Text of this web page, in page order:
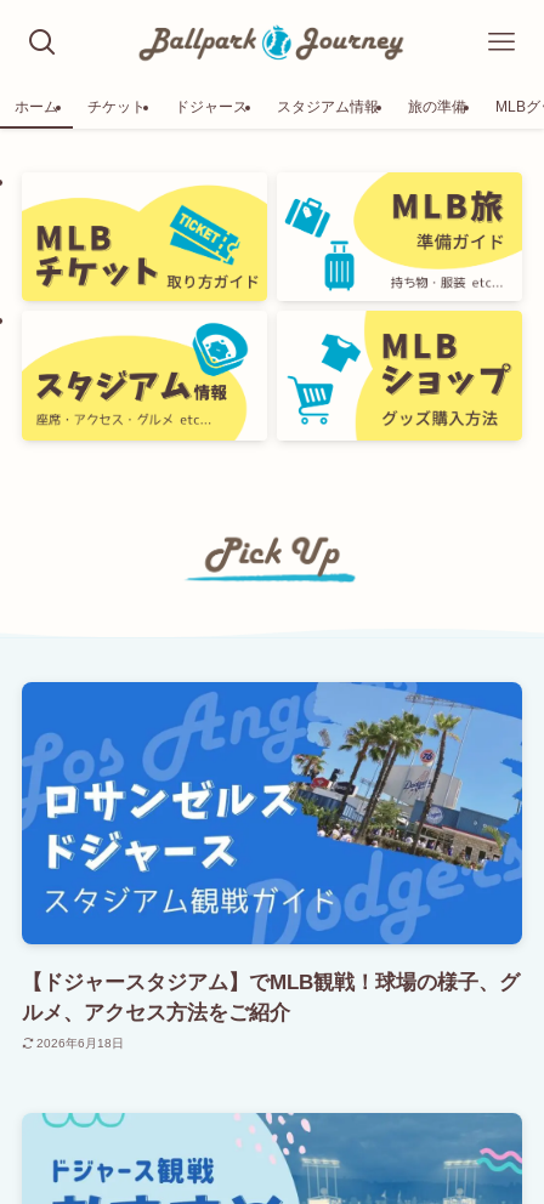
ホーム チケット ドジャース スタジアム情報 旅の準備 MLB
【ドジャースタジアム】でMLB観戦！球場の様子、グ
ルメ、アクセス方法をご紹介
2026年6月18日